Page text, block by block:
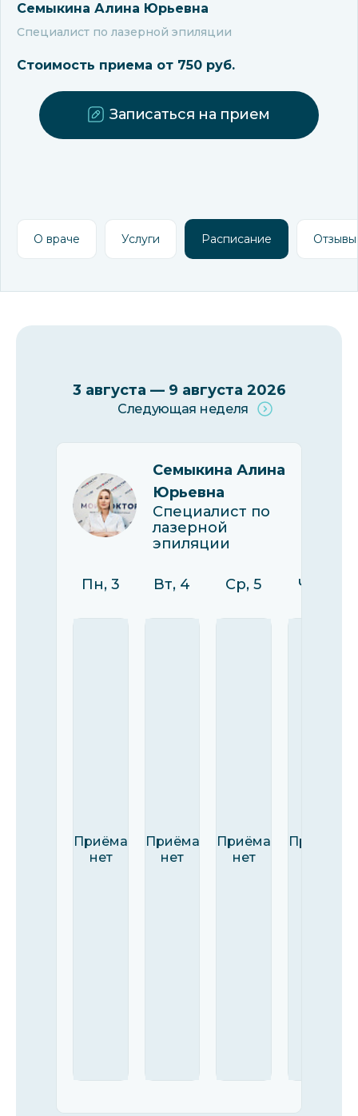
Семыкина Алина Юрьевна
Специалист по лазерной эпиляции
Стоимость приема от 750 руб.
Записаться на прием
О враче Услуги Расписание Отзывы
3 августа — 9 августа 2026
Следующая неделя
Семыкина Алина
Юрьевна
Специалист по
лазерной
эпиляции
Пн, 3 Вт, 4 Ср, 5 Чт, 6
Приёма
нет
Приёма
нет
Приёма
нет
Приёма